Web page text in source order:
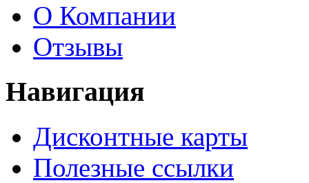
О Компании
Отзывы
Навигация
Дисконтные карты
Полезные ссылки